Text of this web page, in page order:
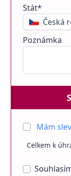
Stát*
Česká
Poznámka
Mám
Celkem k